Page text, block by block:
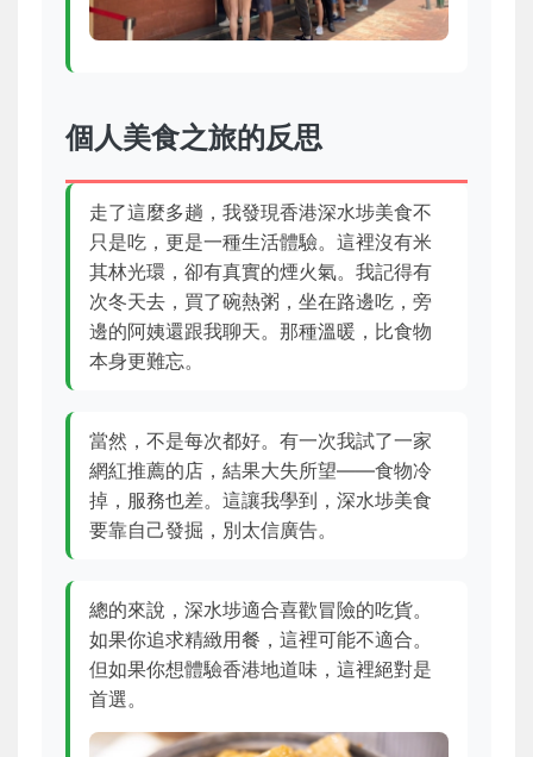
個人美食之旅的反思
走了這麼多趟，我發現香港深水埗美食不
只是吃，更是一種生活體驗。這裡沒有米
其林光環，卻有真實的煙火氣。我記得有
次冬天去，買了碗熱粥，坐在路邊吃，旁
邊的阿姨還跟我聊天。那種溫暖，比食物
本身更難忘。
當然，不是每次都好。有一次我試了一家
網紅推薦的店，結果大失所望——食物冷
掉，服務也差。這讓我學到，深水埗美食
要靠自己發掘，別太信廣告。
總的來說，深水埗適合喜歡冒險的吃貨。
如果你追求精緻用餐，這裡可能不適合。
但如果你想體驗香港地道味，這裡絕對是
首選。